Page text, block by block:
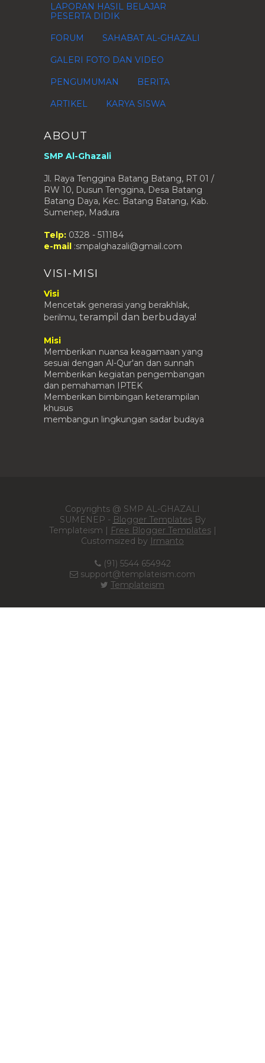
LAPORAN HASIL BELAJAR
PESERTA DIDIK
FORUM SAHABAT AL-GHAZALI
GALERI FOTO DAN VIDEO
PENGUMUMAN BERITA
ARTIKEL KARYA SISWA
ABOUT
SMP Al-Ghazali
Jl. Raya Tenggina Batang Batang, RT 01 /
RW 10, Dusun Tenggina, Desa Batang
Batang Daya, Kec. Batang Batang, Kab.
Sumenep, Madura
Telp: 0328 - 511184
e-mail :smpalghazali@gmail.com
VISI-MISI
Visi
Mencetak generasi yang berakhlak,
berilmu, terampil dan berbudaya!
Misi
Memberikan nuansa keagamaan yang
sesuai dengan Al-Qur'an dan sunnah
Memberikan kegiatan pengembangan
dan pemahaman IPTEK
Memberikan bimbingan keterampilan
khusus
membangun lingkungan sadar budaya
Copyrights @ SMP AL-GHAZALI
SUMENEP - Blogger TemplatesBy
Templateism | Free Blogger Templates|
Customsized by Irmanto
(91) 5544 654942
support@templateism.com
Templateism